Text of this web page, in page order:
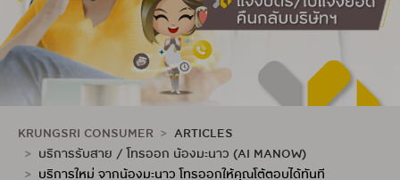
KRUNGSRI CONSUMER
ARTICLES
บริการรับสาย / โทรออก น้องมะนาว (AI MANOW)
บริการใหม่ จากน้องมะนาว โทรออกให้คุณโต้ตอบได้ทันที